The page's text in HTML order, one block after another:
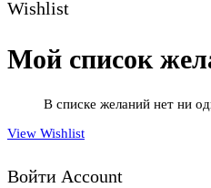
Wishlist
Мой список
В списке желаний нет ни
View Wishlist
Войти Account